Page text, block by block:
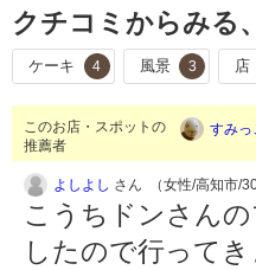
クチコミからみる
ケーキ 4 風景 3 店
このお店・スポットの
推薦者
すみっ
よしよし さん （女性/高知市/30
こうちドンさん
したので行って